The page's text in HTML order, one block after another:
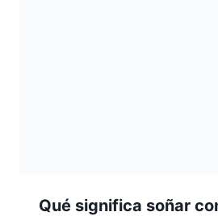
Qué significa soñar